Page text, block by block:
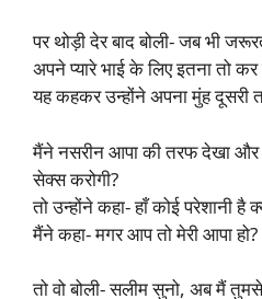
पर थोड़ी देर बाद बोली- जब भी
अपने प्यारे भाई के लिए इतना तो
यह कहकर उन्होंने अपना मुंह दूसरी
मैंने नसरीन आपा की तरफ देखा और
सेक्स करोगी?
तो उन्होंने कहा- हाँ कोई परेशानी है
मैंने कहा- मगर आप तो मेरी आपा हो?
तो वो बोली- सलीम सुनो, अब मैं